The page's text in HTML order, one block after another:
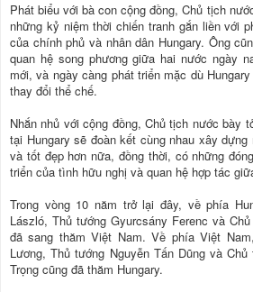
Phát biểu với bà con cộng đồng, Chủ tịch
những kỷ niệm thời chiến tranh gắn liền với
của chính phủ và nhân dân Hungary. Ông
quan hệ song phương giữa hai nước ngày
mới, và ngày càng phát triển mặc dù
thay đổi thể chế.
Nhắn nhủ với cộng đồng, Chủ tịch nước bày
tại Hungary sẽ đoàn kết cùng nhau xây
và tốt đẹp hơn nữa, đồng thời, có những
triển của tình hữu nghị và quan hệ hợp tác
Trong vòng 10 năm trở lại đây, về phía
László, Thủ tướng Gyurcsány Ferenc và
đã sang thăm Việt Nam. Về phía Việt
Lương, Thủ tướng Nguyễn Tấn Dũng và
Trọng cũng đã thăm Hungary.